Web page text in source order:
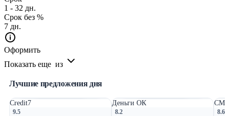
1 - 32 дн.
Срок без %
7 дн.
Оформить
Показать еще из
Лучшие предложения дня
Credit7
9.5
Деньги ОК
8.2
СМС
8.6